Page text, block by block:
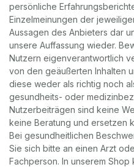
persönliche
Einzelmeinungen der
Aussagen des Anbieters dar
unsere Auffassung wieder.
Nutzern eigenverantwortlich
von den geäußerten Inhalten
diese weder als richtig noch
gesundheits- oder
Nutzerbeiträgen sind keine
keine Beratung und ersetzen
Bei gesundheitlichen
Sie sich bitte an einen Arzt
Fachperson. In unserem Shop